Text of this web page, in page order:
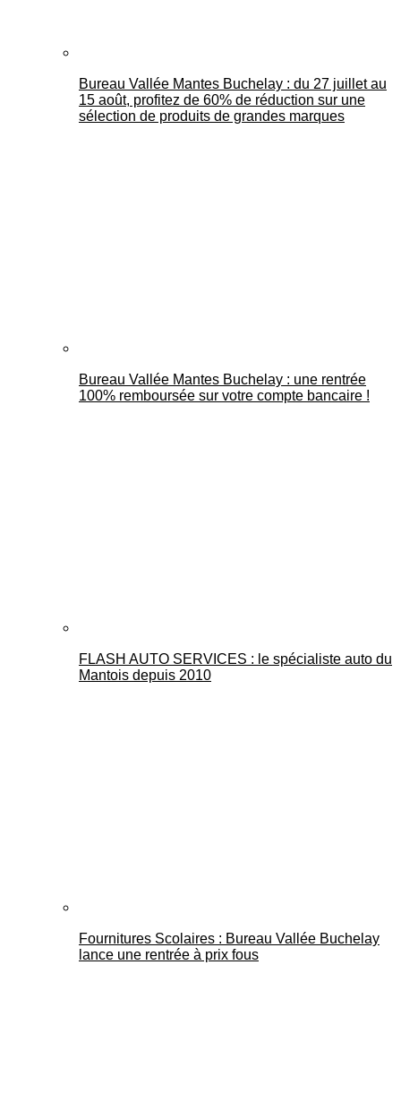
Bureau Vallée Mantes Buchelay : du 27 juillet au
15 août, profitez de 60% de réduction sur une
sélection de produits de grandes marques
Bureau Vallée Mantes Buchelay : une rentrée
100% remboursée sur votre compte bancaire !
FLASH AUTO SERVICES : le spécialiste auto du
Mantois depuis 2010
Fournitures Scolaires : Bureau Vallée Buchelay
lance une rentrée à prix fous